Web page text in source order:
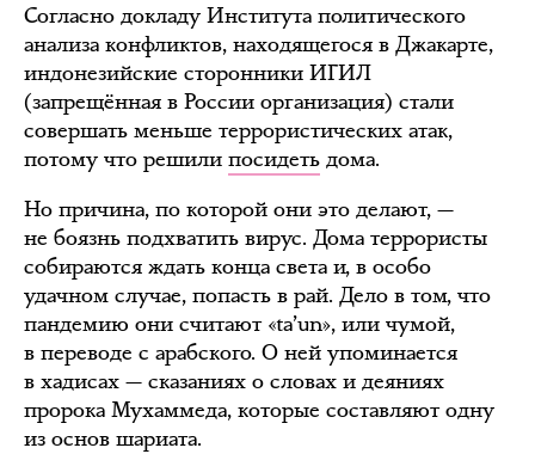
Согласно докладу Института политического
анализа конфликтов, находящегося в Джакарте,
индонезийские сторонники ИГИЛ
(запрещённая в России организация) стали
совершать меньше террористических атак,
потому что решили посидеть дома.
Но причина, по которой они это делают, —
не боязнь подхватить вирус. Дома террористы
собираются ждать конца света и, в особо
удачном случае, попасть в рай. Дело в том, что
пандемию они считают «ta’un», или чумой,
в переводе с арабского. О ней упоминается
в хадисах — сказаниях о словах и деяниях
пророка Мухаммеда, которые составляют одну
из основ шариата.